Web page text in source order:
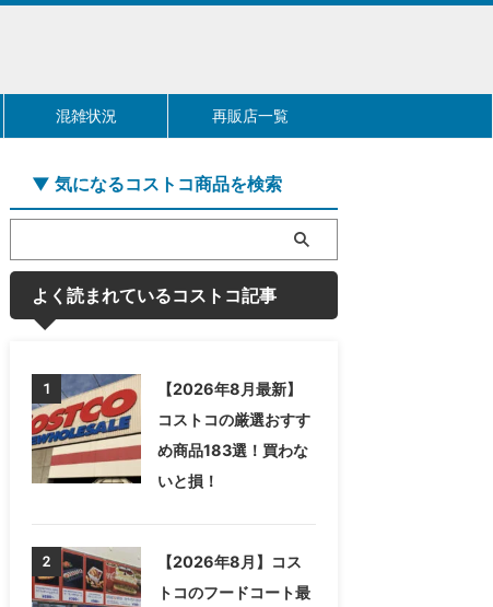
混雑状況 再販店一覧
▼ 気になるコストコ商品を検索
よく読まれているコストコ記事
1
【2026年8月最新】
コストコの厳選おすす
め商品183選！買わな
いと損！
2
【2026年8月】コス
トコのフードコート最